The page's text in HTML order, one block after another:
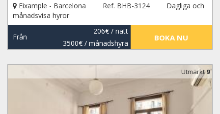
Eixample - Barcelona
Ref. BHB-3124
Dagliga och
månadsvisa hyror
Från
206€/ natt
3500€/ månadshyra
BOKA NU
Utmärkt9